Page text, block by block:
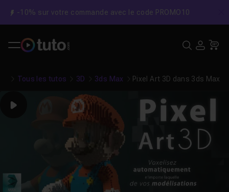
-10% sur votre commande avec le code PROMO10
Tous les tutos 3D 3ds Max Pixel Art 3D dans 3ds Max
Play